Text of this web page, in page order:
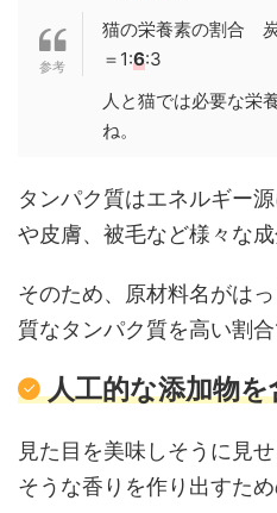
猫の栄養素の割合 炭
＝1:6:3
人と猫では必要な栄
ね。
タンパク質はエネルギー
や皮膚、被毛など様々な
そのため、原材料名がは
質なタンパク質を高い割
人工的な添加物
見た目を美味しそうに見
そうな香りを作り出すため